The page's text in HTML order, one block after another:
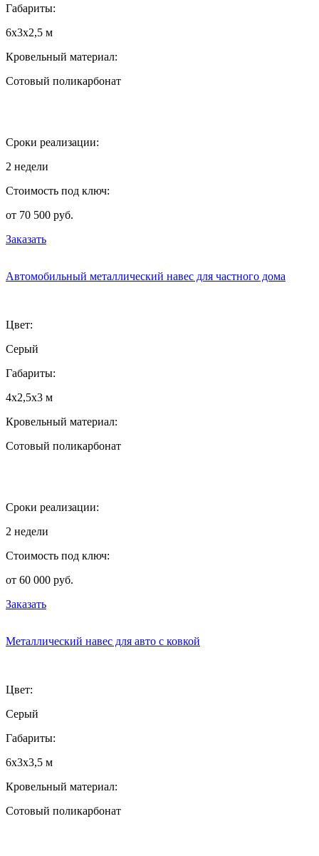
Габариты:
6х3х2,5 м
Кровельный материал:
Сотовый поликарбонат
Сроки реализации:
2 недели
Стоимость под ключ:
от 70 500 руб.
Заказать
Автомобильный металлический навес для частного дома
Цвет:
Серый
Габариты:
4х2,5х3 м
Кровельный материал:
Сотовый поликарбонат
Сроки реализации:
2 недели
Стоимость под ключ:
от 60 000 руб.
Заказать
Металлический навес для авто с ковкой
Цвет:
Серый
Габариты:
6х3х3,5 м
Кровельный материал:
Сотовый поликарбонат